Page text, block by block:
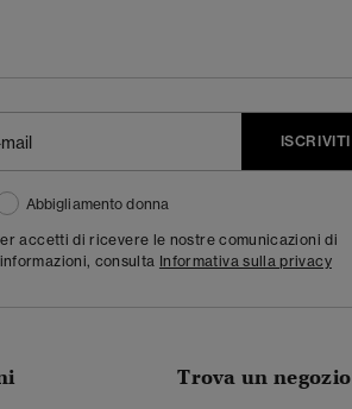
ISCRIVITI
Abbigliamento donna
accetti di ricevere le nostre comunicazioni di
consulta Informativa sulla privacy
Trova un negozio